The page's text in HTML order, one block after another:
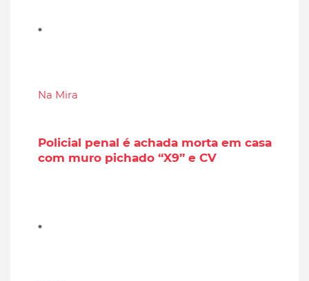
Na Mira
Policial penal é achada morta em casa
com muro pichado “X9” e CV